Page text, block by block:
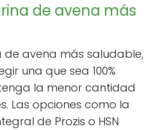
de avena más
de avena más saludable,
una que sea 100%
la menor cantidad
Las opciones como la
de Prozis o HSN